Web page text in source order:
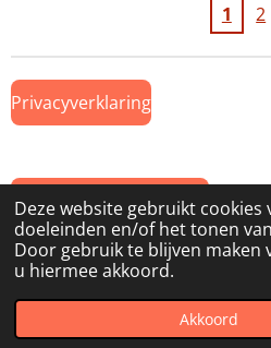
Deze website gebruikt cookies
doeleinden en/of het tonen
Door gebruik te blijven maken
u hiermee akkoord.
Akkoord
1 2
Privacyverklaring
Algemene Voorwaarden
© 2019 Onderdeel van
Telefoonnummer